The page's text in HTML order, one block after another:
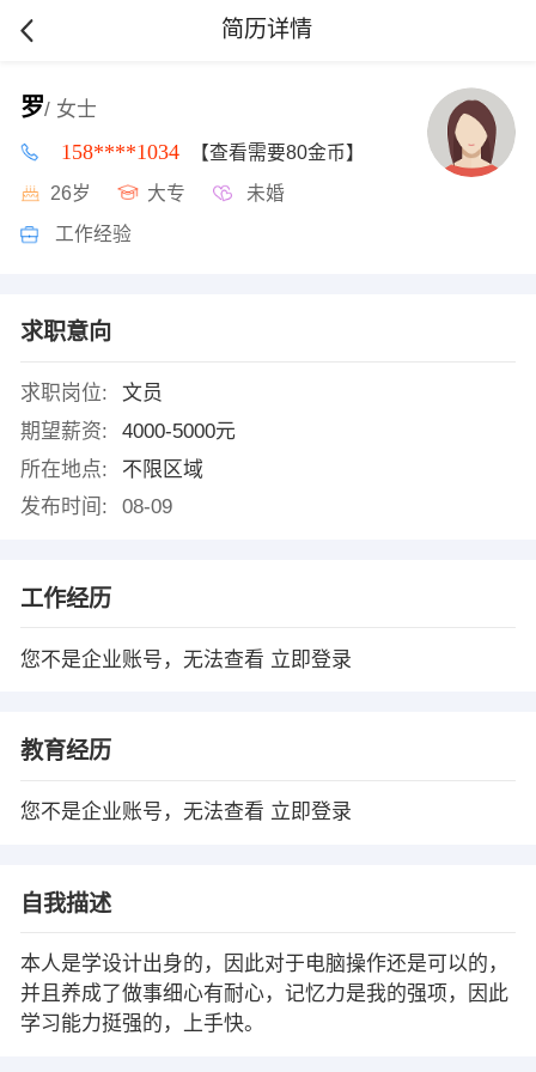
简历详情
罗/ 女士
158****1034 【查看需要80金币】
26岁 大专 未婚
工作经验
求职意向
求职岗位:
文员
期望薪资:
4000-5000元
所在地点:
不限区域
发布时间:
08-09
工作经历
您不是企业账号，无法查看 立即登录
教育经历
您不是企业账号，无法查看 立即登录
自我描述
本人是学设计出身的，因此对于电脑操作还是可以的，
并且养成了做事细心有耐心，记忆力是我的强项，因此
学习能力挺强的，上手快。